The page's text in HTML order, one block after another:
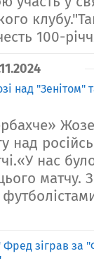
100-
над "Зенітом"
над
нас
матчу.
зіграв за